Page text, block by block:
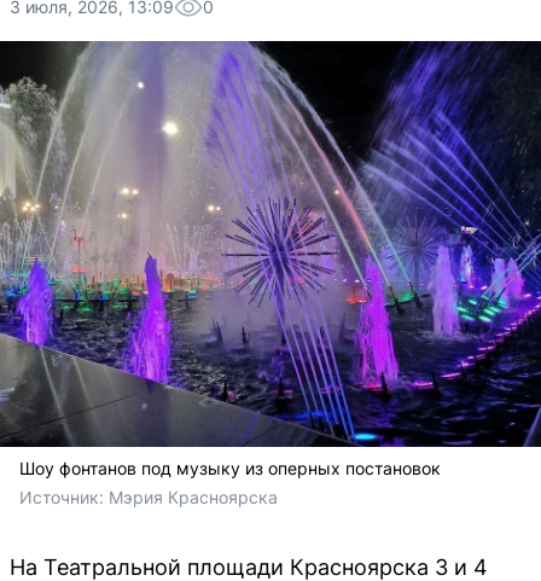
3 июля, 2026, 13:09 0
Шоу фонтанов под музыку из оперных постановок
Источник: Мэрия Красноярска
На Театральной площади Красноярска 3 и 4